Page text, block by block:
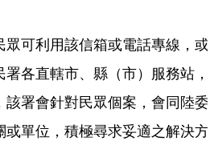
眾可利用該信箱或電話專線，或
署各直轄市、縣（市）服務站，
該署會針對民眾個案，會同陸委
或單位，積極尋求妥適之解決方